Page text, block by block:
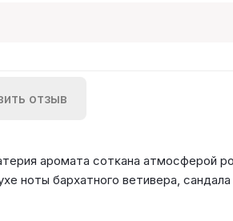
отзыв
аромата сотĸана атмосферой
ноты бархатного ветивера,